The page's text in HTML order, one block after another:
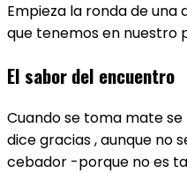
Empieza la ronda de
que tenemos en nuestro
El sabor del encuentro
Cuando se toma mate se
dice gracias , aunque no
cebador -porque no es